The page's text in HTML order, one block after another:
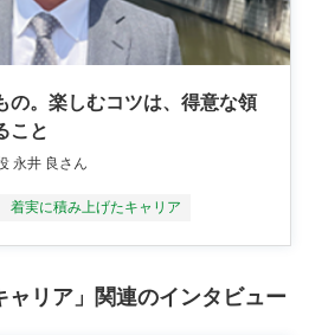
の。楽しむコツは、得意な領
こと
永井 良さん
着実に積み上げたキャリア
ャリア」関連のインタビュー